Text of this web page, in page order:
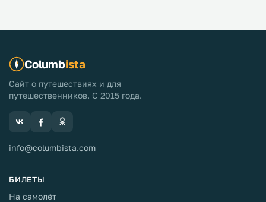
Columbista
Сайт о путешествиях и для
путешественников. С 2015 года.
info@columbista.com
БИЛЕТЫ
На самолёт